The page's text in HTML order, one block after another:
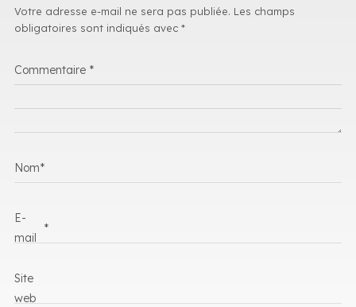
Votre adresse e-mail ne sera pas publiée. Les champs
obligatoires sont indiqués avec *
Commentaire *
Nom*
E-
mail
*
Site
web